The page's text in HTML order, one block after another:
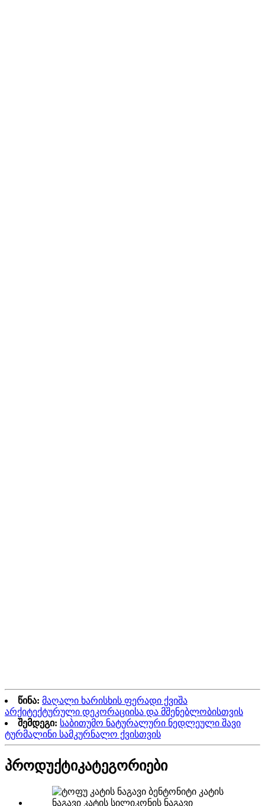
წინა: მაღალი ხარისხის ფერადი ქვიშა
არქიტექტურული დეკორაციისა და მშენებლობისთვის
შემდეგი: საბითუმო ნატურალური ნედლეული შავი
ტურმალინი სამკურნალო ქვისთვის
პროდუქტიკატეგორიები